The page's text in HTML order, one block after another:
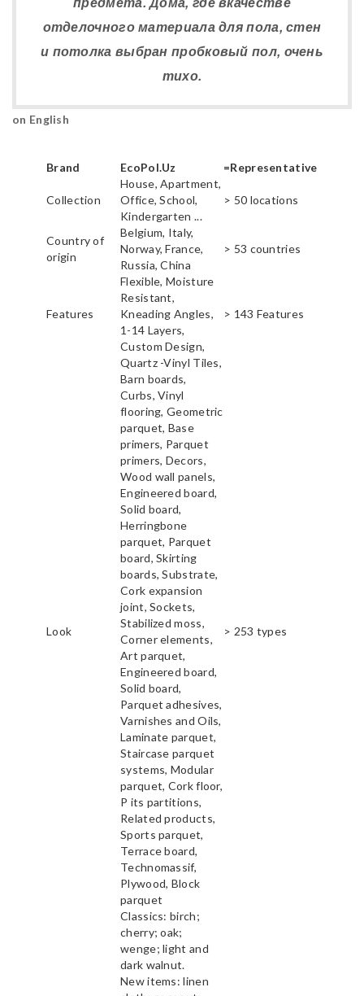
отделочного материала для пола, стен
и потолка выбран пробковый пол, очень
тихо.
on English
Brand EcoPol.Uz =Representative
Collection
House, Apartment,
Office, School,
Kindergarten ...
> 50 locations
Country of
origin
Belgium, Italy,
Norway, France,
Russia, China
> 53 countries
Features
Flexible, Moisture
Resistant,
Kneading Angles,
1-14 Layers,
Custom Design,
> 143 Features
Look
Quartz -Vinyl Tiles,
Barn boards,
Curbs, Vinyl
flooring, Geometric
parquet, Base
primers, Parquet
primers, Decors,
Wood wall panels,
Engineered board,
Solid board,
Herringbone
parquet, Parquet
board, Skirting
boards, Substrate,
Cork expansion
joint, Sockets,
Stabilized moss,
Corner elements,
Art parquet,
Engineered board,
Solid board,
Parquet adhesives,
Varnishes and Oils,
Laminate parquet,
Staircase parquet
systems, Modular
parquet, Cork floor,
P its partitions,
Related products,
Sports parquet,
Terrace board,
Technomassif,
Plywood, Block
parquet
> 253 types
Classics: birch;
cherry; oak;
wenge; light and
dark walnut.
New items: linen